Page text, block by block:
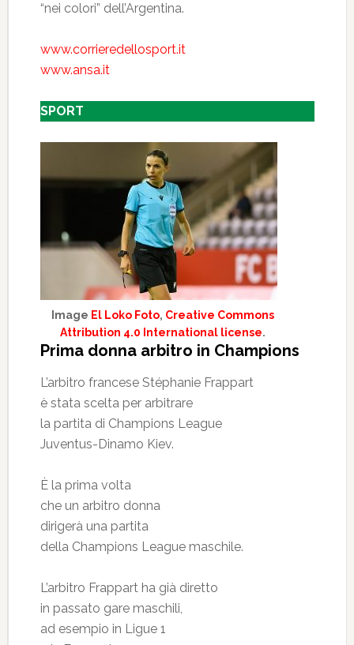
“nei colori” dell’Argentina.
www.corrieredellosport.it
www.ansa.it
SPORT
Image El Loko Foto, Creative Commons
Attribution 4.0 International license.
Prima donna arbitro in Champions
L’arbitro francese Stéphanie Frappart
è stata scelta per arbitrare
la partita di Champions League
Juventus-Dinamo Kiev.
È la prima volta
che un arbitro donna
dirigerà una partita
della Champions League maschile.
L’arbitro Frappart ha già diretto
in passato gare maschili,
ad esempio in Ligue 1